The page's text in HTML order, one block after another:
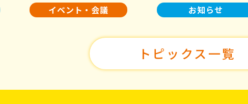
イベント・会議
お知らせ
トピックス一覧